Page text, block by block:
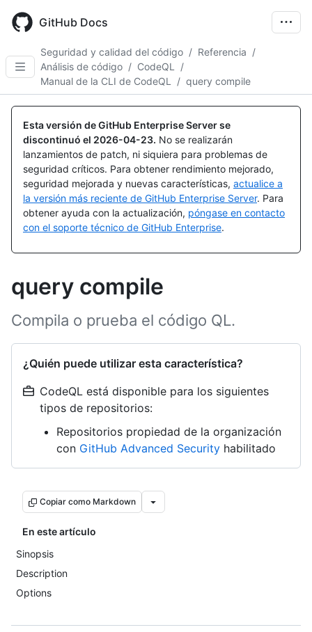
main
GitHub Docs
Seguridad y calidad del código / Referencia /
Análisis de código / CodeQL
/
Manual de la CLI de CodeQL
/ query compile
Esta versión de GitHub Enterprise Server se
discontinuó el 2026-04-23. No se realizarán
lanzamientos de patch, ni siquiera para problemas de
seguridad críticos. Para obtener rendimiento mejorado,
seguridad mejorada y nuevas características, actualice a
la versión más reciente de GitHub Enterprise Server. Para
obtener ayuda con la actualización, póngase en contacto
con el soporte técnico de GitHub Enterprise.
query compile
Compila o prueba el código QL.
¿Quién puede utilizar esta característica?
CodeQL está disponible para los siguientes
tipos de repositorios:
Repositorios propiedad de la organización
con GitHub Advanced Security habilitado
Copiar como Markdown
En este artículo
Sinopsis
Description
Options